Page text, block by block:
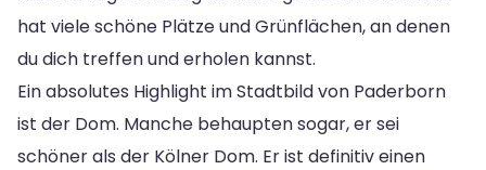
hat viele schöne Plätze und Grünflächen, an denen
du dich treffen und erholen kannst.
Ein absolutes Highlight im Stadtbild von Paderborn
ist der Dom. Manche behaupten sogar, er sei
schöner als der Kölner Dom. Er ist definitiv einen